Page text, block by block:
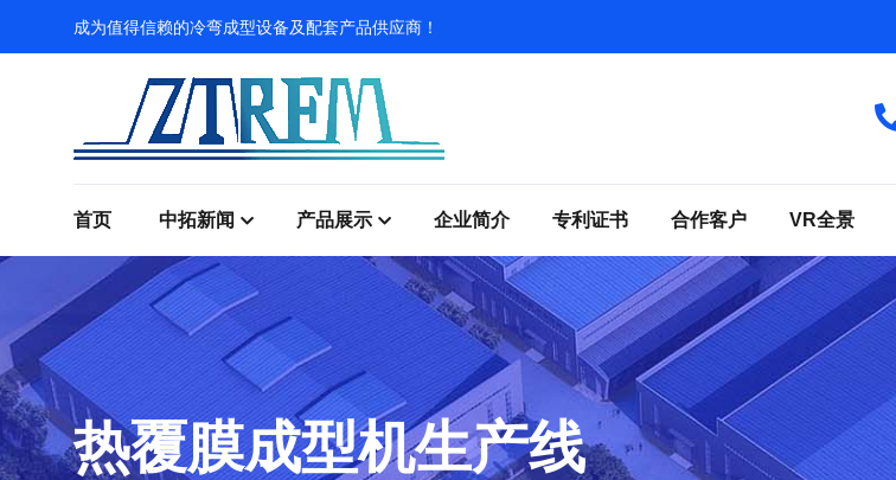
成为值得信赖的冷弯成型设备及配套产品供应商！
首页 中拓新闻 产品展示 企业简介 专利证书 合作客户 VR全景
热覆膜成型机生产线